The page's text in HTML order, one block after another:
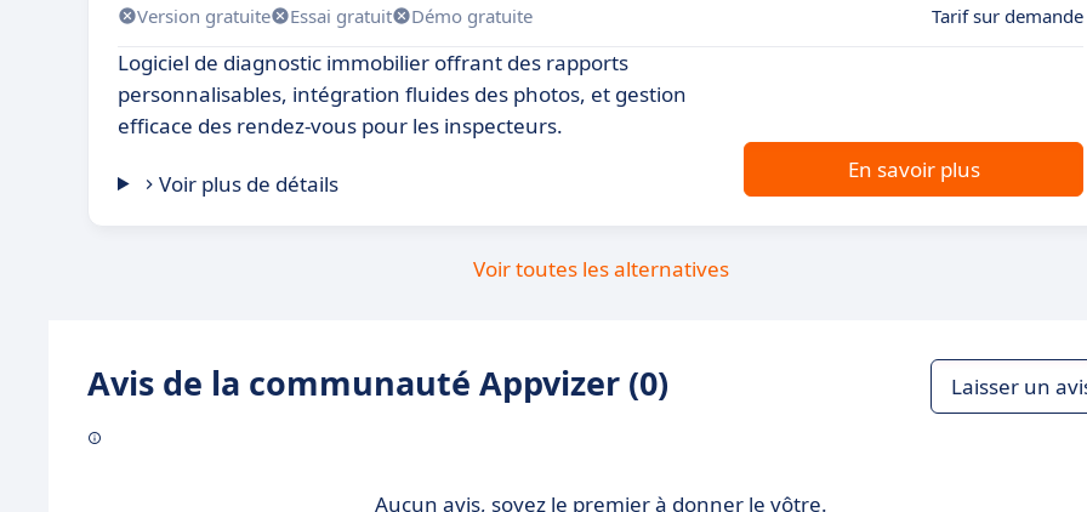
Version gratuite Essai gratuit Démo gratuite Tarif sur demande
Logiciel de diagnostic immobilier offrant des rapports
personnalisables, intégration fluides des photos, et gestion
efficace des rendez-vous pour les inspecteurs.
Voir plus de détails
En savoir plus
Voir toutes les alternatives
Avis de la communauté Appvizer (0) Laisser un
Aucun avis, soyez le premier à donner le vôtre.